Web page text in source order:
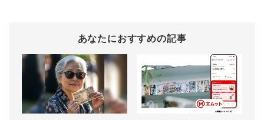
あなたにおすすめの記事